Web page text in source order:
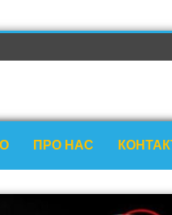
ПРО НАС